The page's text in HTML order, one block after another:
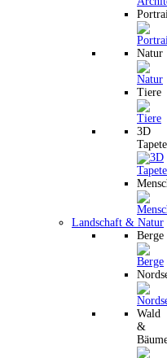
Natur
Tiere
3D
Landschaft & Natur
Berge
Wald
&